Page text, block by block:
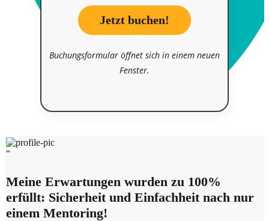
Jetzt buchen!
Buchungsformular öffnet sich in einem neuen
Fenster.
“
Meine Erwartungen wurden zu 100%
erfüllt: Sicherheit und Einfachheit nach nur
einem Mentoring!